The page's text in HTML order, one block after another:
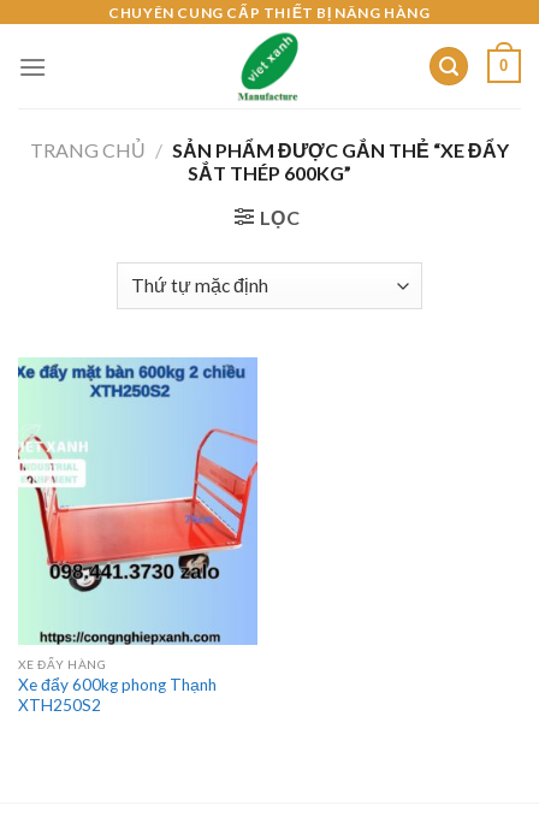
content
CHUYÊN CUNG CẤP THIẾT BỊ NÂNG HÀNG
0
TRANG CHỦ / SẢN PHẨM ĐƯỢC GẮN THẺ “XE ĐẨY
SẮT THÉP 600KG”
LỌC
XE ĐẨY HÀNG
Xe đẩy 600kg phong Thạnh
XTH250S2